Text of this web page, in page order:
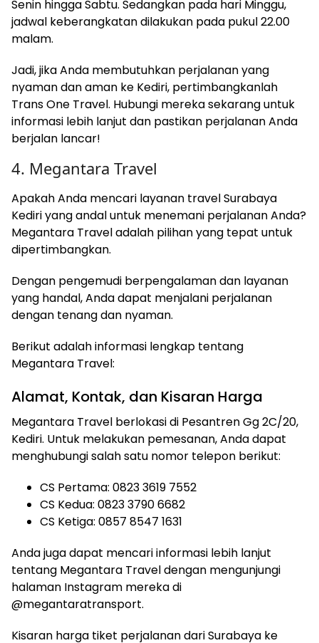
Senin hingga Sabtu. Sedangkan pada hari Minggu,
jadwal keberangkatan dilakukan pada pukul 22.00
malam.
Jadi, jika Anda membutuhkan perjalanan yang
nyaman dan aman ke Kediri, pertimbangkanlah
Trans One Travel. Hubungi mereka sekarang untuk
informasi lebih lanjut dan pastikan perjalanan Anda
berjalan lancar!
4. Megantara Travel
Apakah Anda mencari layanan travel Surabaya
Kediri yang andal untuk menemani perjalanan Anda?
Megantara Travel adalah pilihan yang tepat untuk
dipertimbangkan.
Dengan pengemudi berpengalaman dan layanan
yang handal, Anda dapat menjalani perjalanan
dengan tenang dan nyaman.
Berikut adalah informasi lengkap tentang
Megantara Travel:
Alamat, Kontak, dan Kisaran Harga
Megantara Travel berlokasi di Pesantren Gg 2C/20,
Kediri. Untuk melakukan pemesanan, Anda dapat
menghubungi salah satu nomor telepon berikut:
CS Pertama: 0823 3619 7552
CS Kedua: 0823 3790 6682
CS Ketiga: 0857 8547 1631
Anda juga dapat mencari informasi lebih lanjut
tentang Megantara Travel dengan mengunjungi
halaman Instagram mereka di
@megantaratransport.
Kisaran harga tiket perjalanan dari Surabaya ke